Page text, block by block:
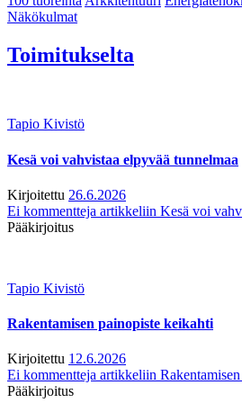
Näkökulmat
Toimitukselta
Tapio Kivistö
Kesä voi vahvistaa elpyvää tunnelmaa
Kirjoitettu 26.6.2026
Ei kommentteja artikkeliin Kesä voi
Pääkirjoitus
Tapio Kivistö
Rakentamisen painopiste keikahti
Kirjoitettu 12.6.2026
Ei kommentteja artikkeliin
Pääkirjoitus